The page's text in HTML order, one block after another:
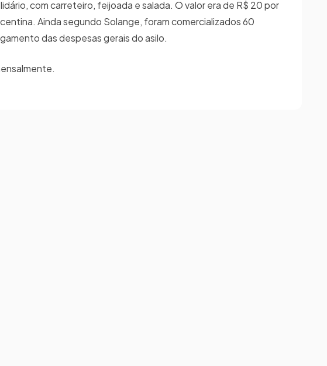
com carreteiro, feijoada e salada. O valor era de R$ 20 por
Ainda segundo Solange, foram comercializados 60
das despesas gerais do asilo.